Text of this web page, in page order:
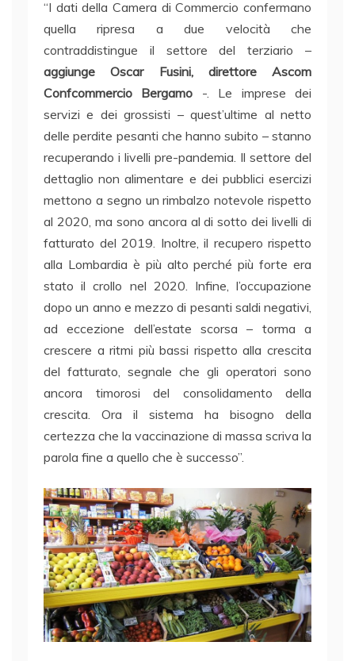
“I dati della Camera di Commercio confermano
quella ripresa a due velocità che
contraddistingue il settore del terziario –
aggiunge Oscar Fusini, direttore Ascom
Confcommercio Bergamo -. Le imprese dei
servizi e dei grossisti – quest’ultime al netto
delle perdite pesanti che hanno subito – stanno
recuperando i livelli pre-pandemia. Il settore del
dettaglio non alimentare e dei pubblici esercizi
mettono a segno un rimbalzo notevole rispetto
al 2020, ma sono ancora al di sotto dei livelli di
fatturato del 2019. Inoltre, il recupero rispetto
alla Lombardia è più alto perché più forte era
stato il crollo nel 2020. Infine, l’occupazione
dopo un anno e mezzo di pesanti saldi negativi,
ad eccezione dell’estate scorsa – torma a
crescere a ritmi più bassi rispetto alla crescita
del fatturato, segnale che gli operatori sono
ancora timorosi del consolidamento della
crescita. Ora il sistema ha bisogno della
certezza che la vaccinazione di massa scriva la
parola fine a quello che è successo”.